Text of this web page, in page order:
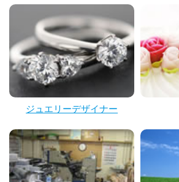
ジュエリーデザイナー